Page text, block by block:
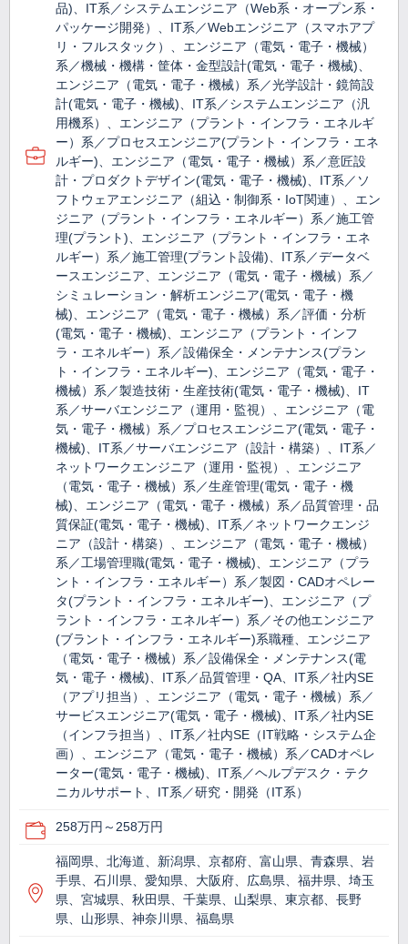
品)、IT系／システムエンジニア（Web系・オープン系・
パッケージ開発）、IT系／Webエンジニア（スマホアプ
リ・フルスタック）、エンジニア（電気・電子・機械）
系／機械・機構・筐体・金型設計(電気・電子・機械)、
エンジニア（電気・電子・機械）系／光学設計・鏡筒設
計(電気・電子・機械)、IT系／システムエンジニア（汎
用機系）、エンジニア（プラント・インフラ・エネルギ
ー）系／プロセスエンジニア(プラント・インフラ・エネ
ルギー)、エンジニア（電気・電子・機械）系／意匠設
計・プロダクトデザイン(電気・電子・機械)、IT系／ソ
フトウェアエンジニア（組込・制御系・IoT関連）、エン
ジニア（プラント・インフラ・エネルギー）系／施工管
理(プラント)、エンジニア（プラント・インフラ・エネ
ルギー）系／施工管理(プラント設備)、IT系／データベ
ースエンジニア、エンジニア（電気・電子・機械）系／
シミュレーション・解析エンジニア(電気・電子・機
械)、エンジニア（電気・電子・機械）系／評価・分析
(電気・電子・機械)、エンジニア（プラント・インフ
ラ・エネルギー）系／設備保全・メンテナンス(プラン
ト・インフラ・エネルギー)、エンジニア（電気・電子・
機械）系／製造技術・生産技術(電気・電子・機械)、IT
系／サーバエンジニア（運用・監視）、エンジニア（電
気・電子・機械）系／プロセスエンジニア(電気・電子・
機械)、IT系／サーバエンジニア（設計・構築）、IT系／
ネットワークエンジニア（運用・監視）、エンジニア
（電気・電子・機械）系／生産管理(電気・電子・機
械)、エンジニア（電気・電子・機械）系／品質管理・品
質保証(電気・電子・機械)、IT系／ネットワークエンジ
ニア（設計・構築）、エンジニア（電気・電子・機械）
系／工場管理職(電気・電子・機械)、エンジニア（プラ
ント・インフラ・エネルギー）系／製図・CADオペレー
タ(プラント・インフラ・エネルギー)、エンジニア（プ
ラント・インフラ・エネルギー）系／その他エンジニア
(ブラント・インフラ・エネルギー)系職種、エンジニア
（電気・電子・機械）系／設備保全・メンテナンス(電
気・電子・機械)、IT系／品質管理・QA、IT系／社内SE
（アプリ担当）、エンジニア（電気・電子・機械）系／
サービスエンジニア(電気・電子・機械)、IT系／社内SE
（インフラ担当）、IT系／社内SE（IT戦略・システム企
画）、エンジニア（電気・電子・機械）系／CADオペレ
ーター(電気・電子・機械)、IT系／ヘルプデスク・テク
ニカルサポート、IT系／研究・開発（IT系）
258万円～258万円
福岡県、北海道、新潟県、京都府、富山県、青森県、岩
手県、石川県、愛知県、大阪府、広島県、福井県、埼玉
県、宮城県、秋田県、千葉県、山梨県、東京都、長野
県、山形県、神奈川県、福島県